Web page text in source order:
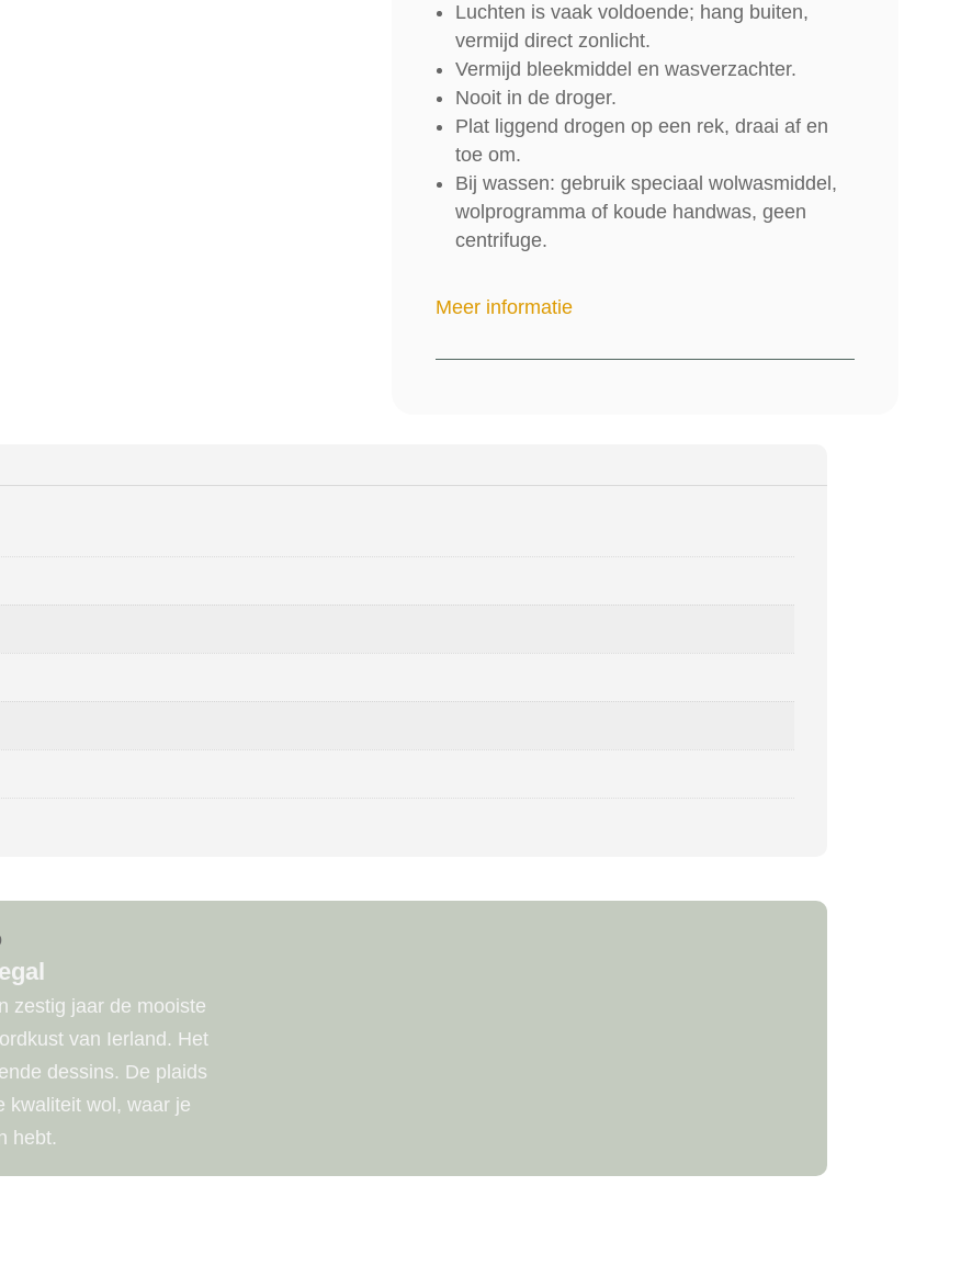
Luchten is vaak voldoende; hang buiten,
vermijd direct zonlicht.
Vermijd bleekmiddel en wasverzachter.
Nooit in de droger.
Plat liggend drogen op een rek, draai af en
toe om.
Bij wassen: gebruik speciaal wolwasmiddel,
wolprogramma of koude handwas, geen
centrifuge.
Meer informatie
zestig jaar de mooiste
van Ierland. Het
dessins. De plaids
kwaliteit wol, waar je
hebt.